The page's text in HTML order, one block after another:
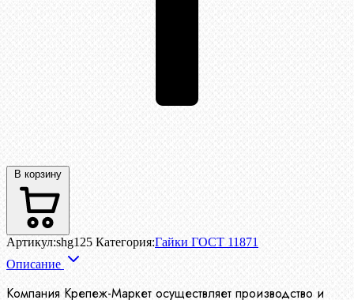
В корзину
Артикул:shg125 Категория:Гайки ГОСТ 11871
Описание
Компания Крепеж-Маркет осуществляет производство и